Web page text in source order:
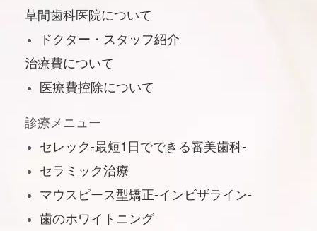
草間歯科医院について
ドクター・スタッフ紹介
治療費について
医療費控除について
診療メニュー
セレック-最短1日でできる審美歯科-
セラミック治療
マウスピース型矯正-インビザライン-
歯のホワイトニング